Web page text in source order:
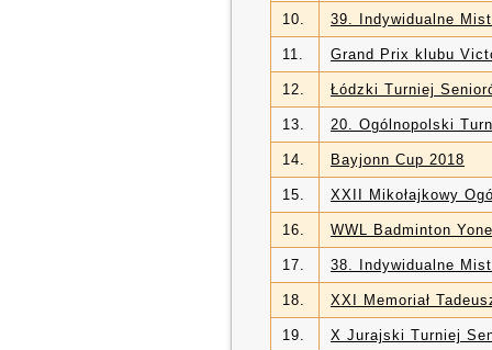
10. 39. Indywidualne
11. Grand Prix klubu
12. Łódzki Turniej
13. 20. Ogólnopolski
14. Bayjonn Cup 2018
15. XXII Mikołajkowy
16. WWL Badminton
17. 38. Indywidualne
18. XXI Memoriał
19. X Jurajski Turniej